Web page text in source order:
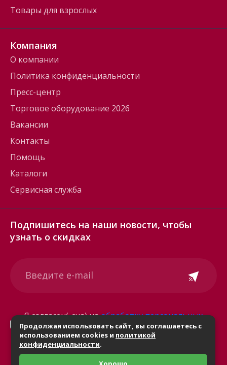
Продолжая использовать сайт, вы соглашаетесь с
использованием cookies и политикой
конфиденциальности.
Товары для взрослых
Компания
О компании
Политика конфиденциальности
Пресс-центр
Торговое оборудование 2026
Вакансии
Контакты
Помощь
Каталоги
Сервисная служба
Подпишитесь на наши новости, чтобы
узнать о скидках
Я согласен(-сна) наобработку персональных
данных